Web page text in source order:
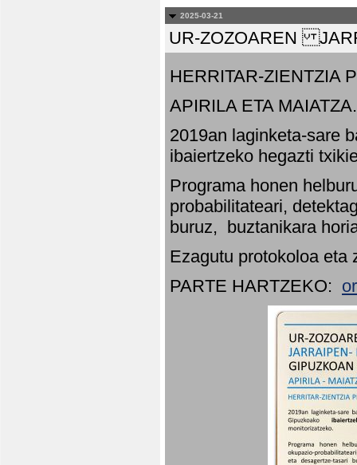
2025-03-21
UR-ZOZOAREN
HERRITAR-ZIENTZIA
APIRILA ETA MAIATZA.
2019an laginketa-sare
ibaiertzeko hegazti
Programa honen
probabilitateari,
buruz, buztanikara
Ezagutu protokoloa eta
PARTE HARTZEKO: